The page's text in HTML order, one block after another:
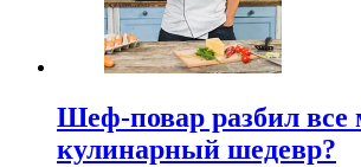
Шеф-повар разбил все
кулинарный шедевр?